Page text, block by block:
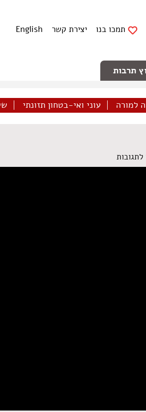
תמכו בנו יצירת קשר English
תרבות
למורה עוני ואי-בטחון תזונתי
לתגובותעל
עומר